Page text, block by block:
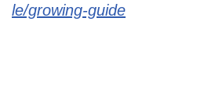
le/growing-guide